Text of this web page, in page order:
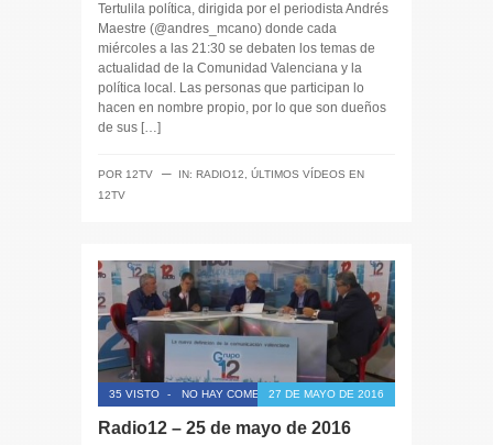
Tertulila política, dirigida por el periodista Andrés
Maestre (@andres_mcano) donde cada
miércoles a las 21:30 se debaten los temas de
actualidad de la Comunidad Valenciana y la
política local. Las personas que participan lo
hacen en nombre propio, por lo que son dueños
de sus […]
POR 12TV ─ IN: RADIO12
ÚLTIMOS VÍDEOS EN
12TV
35 VISTO - NO HAY COMENTARIOS27 DE MAYO DE 2016
Radio12 – 25 de mayo de 2016